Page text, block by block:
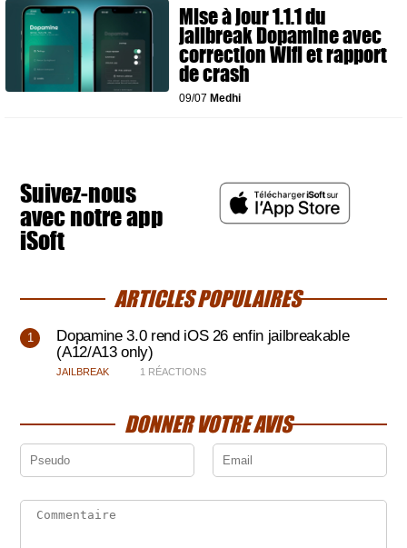
Mise à jour 1.1.1 du
jailbreak Dopamine avec
correction Wifi et rapport
de crash
09/07 Medhi
Suivez-nous
avec notre app
iSoft
ARTICLES POPULAIRES
Dopamine 3.0 rend iOS 26 enfin jailbreakable
(A12/A13 only)
JAILBREAK 1 RÉACTIONS
DONNER VOTRE AVIS